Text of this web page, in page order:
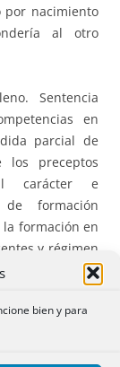
bien y para
por nacimiento
al otro
Sentencia
en
parcial de
preceptos
carácter e
formación
formación en
y régimen
de formación
con